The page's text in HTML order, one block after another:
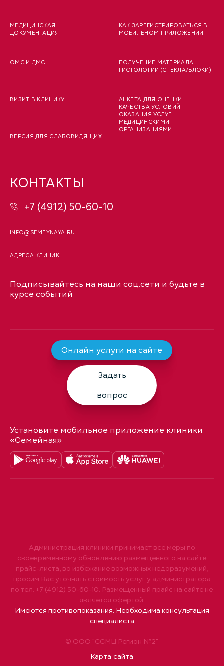
МЕДИЦИНСКАЯ
ДОКУМЕНТАЦИЯ
ОМС И ДМС
ВИЗИТ В КЛИНИКУ
ВЕРСИЯ ДЛЯ СЛАБОВИДЯЩИХ
КАК ЗАРЕГИСТРИРОВАТЬСЯ В
МОБИЛЬНОМ ПРИЛОЖЕНИИ
ПОЛУЧЕНИЕ МАТЕРИАЛА
ГИСТОЛОГИИ (СТЕКЛА/БЛОКИ)
АНКЕТА ДЛЯ ОЦЕНКИ
КАЧЕСТВА УСЛОВИЙ
ОКАЗАНИЯ УСЛУГ
МЕДИЦИНСКИМИ
ОРГАНИЗАЦИЯМИ
КОНТАКТЫ
+7 (4912) 50-60-10
INFO@SEMEYNAYA.RU
АДРЕСА КЛИНИК
Подписывайтесь на наши соц.сети и будьте в
курсе событий
Онлайн услуги на сайте
Задать
вопрос
Установите мобильное приложение клиники
«Семейная»
© ООО "ССМЦ Регион №2"
Карта сайта
Администрация клиники принимает все меры по
своевременному обновлению размещенного на сайте
прайс-листа, во избежание возможных недоразумений,
просим Вас уточнять стоимость услуг у администратора
по тел. +7 (4912) 50-60-10. Размещенный прайс на сайте не
является офертой.
Имеются противопоказания. Необходима консультация
специалиста